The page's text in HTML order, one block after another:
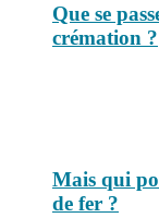
Que se
crémation ?
Mais qui
de fer ?